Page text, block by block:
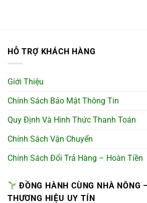
HỖ TRỢ KHÁCH HÀNG
Giới Thiệu
Chính Sách Bảo Mật Thông Tin
Quy Định Và Hình Thức Thanh Toán
Chính Sách Vận Chuyển
Chính Sách Đổi Trả Hàng – Hoàn Tiền
ĐỒNG HÀNH CÙNG NHÀ NÔNG
THƯƠNG HIỆU UY TÍN